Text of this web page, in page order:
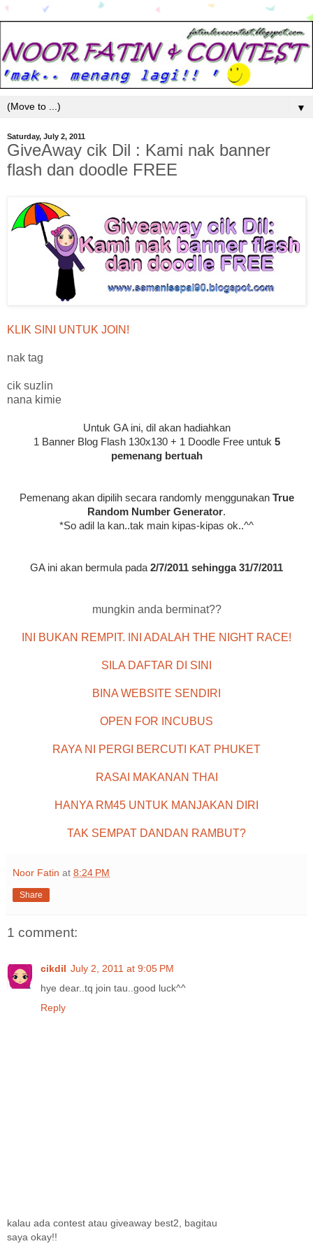
▼
Saturday, July 2, 2011
GiveAway cik Dil : Kami nak banner
flash dan doodle FREE
KLIK SINI UNTUK JOIN!
nak tag
cik suzlin
nana kimie
Untuk GA ini, dil akan hadiahkan
1 Banner Blog Flash 130x130 + 1 Doodle Free untuk 5
pemenang bertuah
Pemenang akan dipilih secara randomly menggunakanTrue
Random Number Generator.
*So adil la kan..tak main kipas-kipas ok..^^
GA ini akan bermula pada 2/7/2011 sehingga 31/7/2011
mungkin anda berminat??
INI BUKAN REMPIT. INI ADALAH THE NIGHT RACE!
SILA DAFTAR DI SINI
BINA WEBSITE SENDIRI
OPEN FOR INCUBUS
RAYA NI PERGI BERCUTI KAT PHUKET
RASAI MAKANAN THAI
HANYA RM45 UNTUK MANJAKAN DIRI
TAK SEMPAT DANDAN RAMBUT?
Noor Fatin at 8:24 PM
Share
1 comment:
cikdil July 2, 2011 at 9:05 PM
hye dear..tq join tau..good luck^^
Reply
kalau ada contest atau giveaway best2, bagitau
saya okay!!